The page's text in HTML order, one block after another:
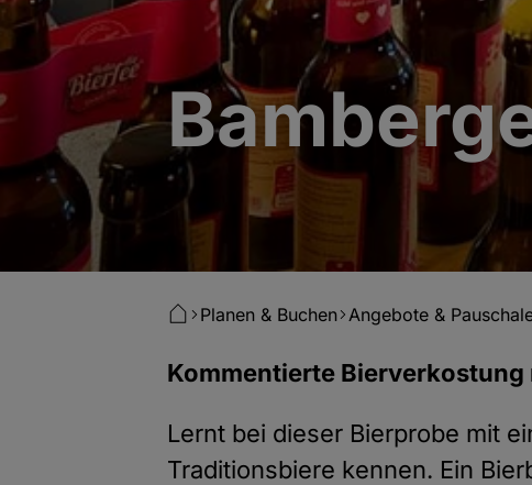
Angebote &
Planen & Buchen
Kommentierte Bierverkostung
Lernt bei dieser Bierprobe mit
Traditionsbiere kennen. Ein